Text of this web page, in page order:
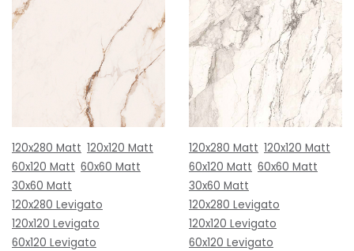
120x280 Matt 120x120 Matt
60x120 Matt 60x60 Matt
30x60 Matt
120x280 Levigato
120x120 Levigato
60x120 Levigato
120x280 Matt 120x120 Matt
60x120 Matt 60x60 Matt
30x60 Matt
120x280 Levigato
120x120 Levigato
60x120 Levigato